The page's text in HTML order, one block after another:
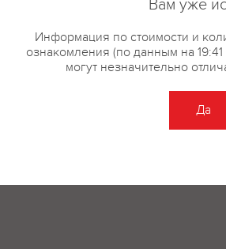
Вам уже
Информация по стоимости и
ознакомления (по данным на
могут незначительно
Да